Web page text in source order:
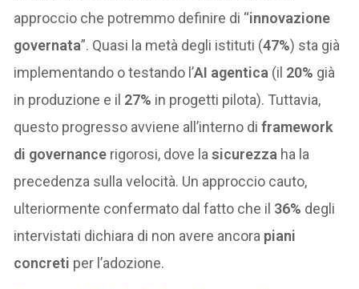
approccio che potremmo definire di “innovazione
governata”. Quasi la metà degli istituti (47%) sta già
implementando o testando l’AI agentica (il 20% già
in produzione e il 27% in progetti pilota). Tuttavia,
questo progresso avviene all’interno diframework
di governance rigorosi, dove lasicurezza ha la
precedenza sulla velocità. Un approccio cauto,
ulteriormente confermato dal fatto che il 36% degli
intervistati dichiara di non avere ancora piani
concreti per l’adozione.